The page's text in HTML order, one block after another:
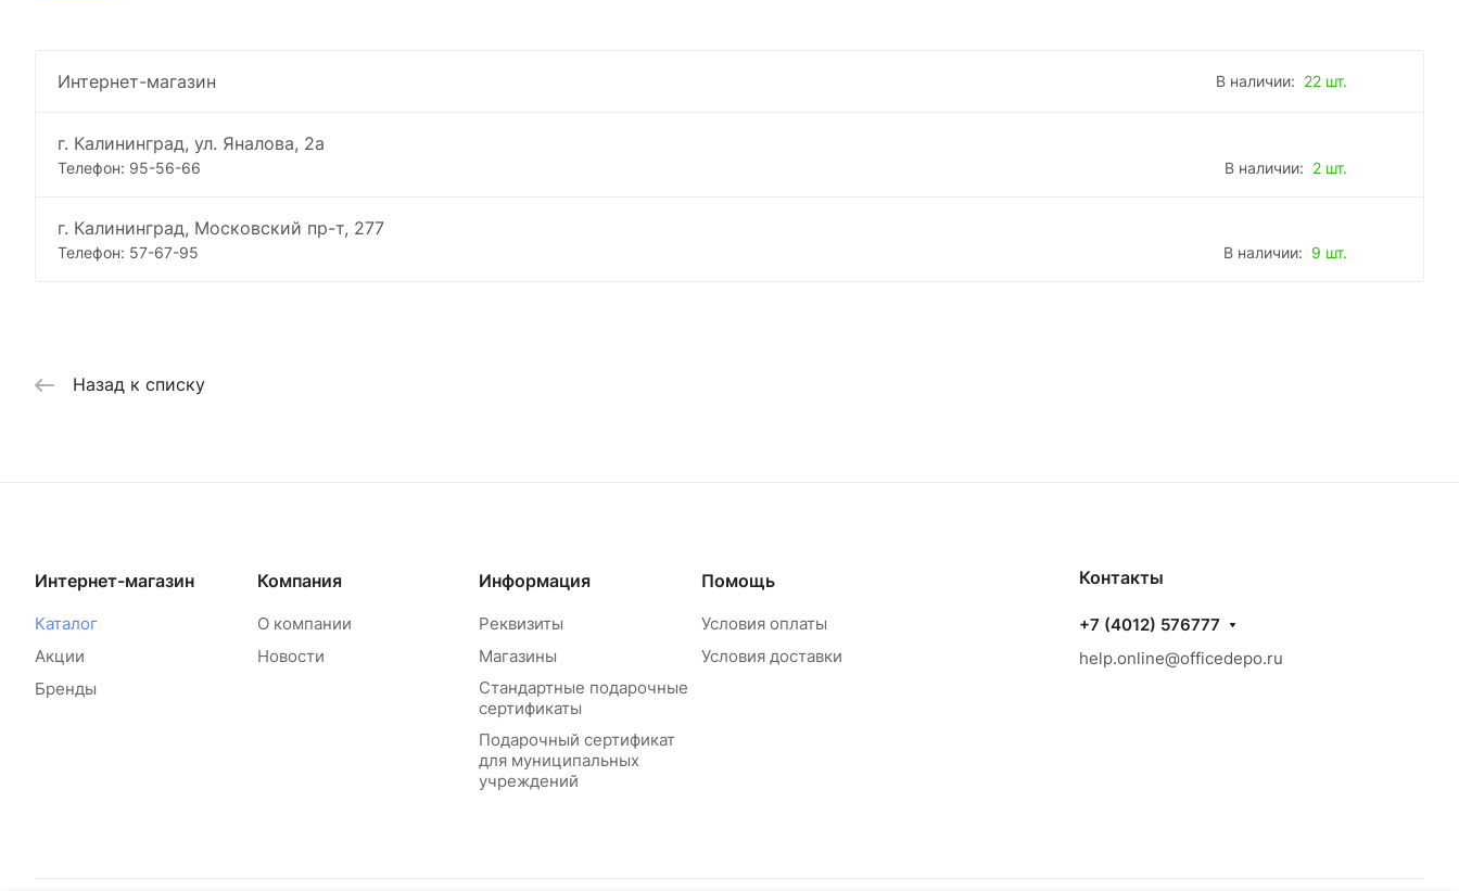
Интернет-магазин В наличии: 22 шт.
г. Калининград, ул. Яналова, 2а
Телефон: 95-56-66 В наличии: 2 шт.
г. Калининград, Московский пр-т, 277
Телефон: 57-67-95 В наличии: 9 шт.
Назад к списку
Интернет-магазин
Каталог
Акции
Бренды
Компания
О компании
Новости
Информация
Реквизиты
Магазины
Стандартные подарочные
сертификаты
Подарочный сертификат
для муниципальных
учреждений
Помощь
Условия оплаты
Условия доставки
Контакты
+7 (4012) 576777
help.online@officedepo.ru